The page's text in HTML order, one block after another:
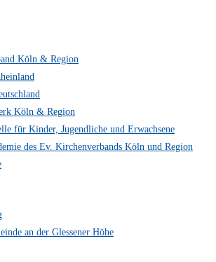
Köln & Region
Köln & Region
für Kinder, Jugendliche und Erwachsene
des Ev. Kirchenverbands Köln und Region
an der Glessener Höhe